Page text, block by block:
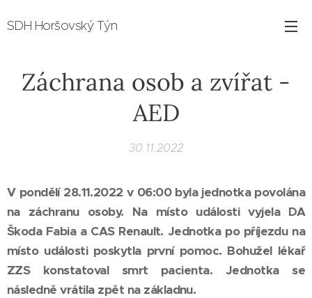
SDH Horšovský Týn
Záchrana osob a zvířat -
AED
30.11.2022
V pondělí 28.11.2022 v 06:00 byla jednotka povolána
na záchranu osoby. Na místo události vyjela DA
Škoda Fabia a CAS Renault. Jednotka po příjezdu na
místo události poskytla první pomoc. Bohužel lékař
ZZS konstatoval smrt pacienta. Jednotka se
následně vrátila zpět na základnu.